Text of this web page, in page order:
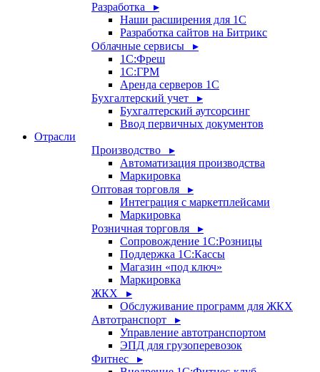
Разработка ▸
Наши расширения для 1С
Разработка сайтов на Битрикс
Облачные сервисы ▸
1С:Фреш
1С:ГРМ
Аренда серверов 1С
Бухгалтерский учет ▸
Бухгалтерский аутсорсинг
Ввод первичных документов
Отрасли
Производство ▸
Автоматизация производства
Маркировка
Оптовая торговля ▸
Интеграция с маркетплейсами
Маркировка
Розничная торговля ▸
Сопровождение 1С:Розницы
Поддержка 1С:Кассы
Магазин «под ключ»
Маркировка
ЖКХ ▸
Обслуживание программ для ЖКХ
Автотранспорт ▸
Управление автотранспортом
ЭПД для грузоперевозок
Фитнес ▸